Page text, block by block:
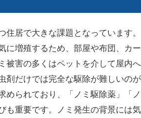
住居で大きな課題となっています
に増殖するため、部屋や布団、カ
被害の多くはペットを介して屋内
剤だけでは完全な駆除が難しいの
められており、「ノミ駆除薬」「
も重要です。ノミ発生の背景には